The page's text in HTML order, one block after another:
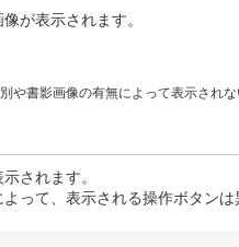
が表示されます。
や書影画像の有無によって表示されな
されます。
って、表示される操作ボタンは